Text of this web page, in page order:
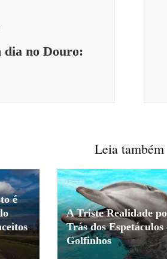
dia no Douro:
Leia também
é
A Triste Realidade
Trás dos Espetáculos
Golfinhos